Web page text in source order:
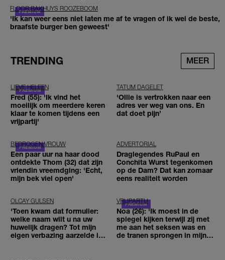
FLOOR BAKHUYS ROOZEBOOM
'Ik kan weer eens niet laten me af te vragen of ik wel de beste,
braafste burger ben geweest'
TRENDING MEER
LIEVE HELEEN
Fred (55): 'Ik vind het
moeilijk om meerdere keren
klaar te komen tijdens een
vrijpartij'
TATUM DAGELET
'Ollie is vertrokken naar een
adres ver weg van ons. En
dat doet pijn’
BEDROGEN VROUW
Een paar uur na haar dood
ontdekte Thom (32) dat zijn
vriendin vreemdging: 'Echt,
mijn bek viel open'
ADVERTORIAL
Draglegendes RuPaul en
Conchita Wurst tegenkomen
op de Dam? Dat kan zomaar
eens realiteit worden
OLCAY GULSEN
'Toen kwam dat formulier:
welke naam wilt u na uw
huwelijk dragen? Tot mijn
eigen verbazing aarzelde ik
VRIJPARTIJ
Noa (26): 'Ik moest in de
spiegel kijken terwijl zij met
me aan het seksen was en
de tranen sprongen in mijn